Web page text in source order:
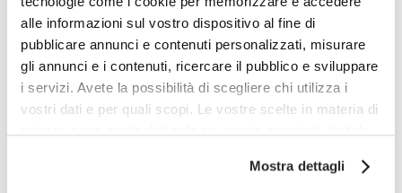
alle informazioni sul vostro dispositivo al fine di
pubblicare annunci e contenuti personalizzati, misurare
gli annunci e i contenuti, ricercare il pubblico e sviluppare
i servizi. Avete la possibilità di scegliere chi utilizza i
vostri dati e per quali scopi. Le vostre scelte in materia di
modificare o revocare il proprio consenso in qualsiasi
Mostra dettagli
Marocco: Città Imperiali e medine